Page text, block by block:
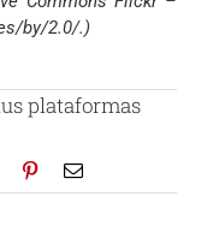
by/2.0/.)
plataformas
Tumblr PinterestCorreo
electrónico